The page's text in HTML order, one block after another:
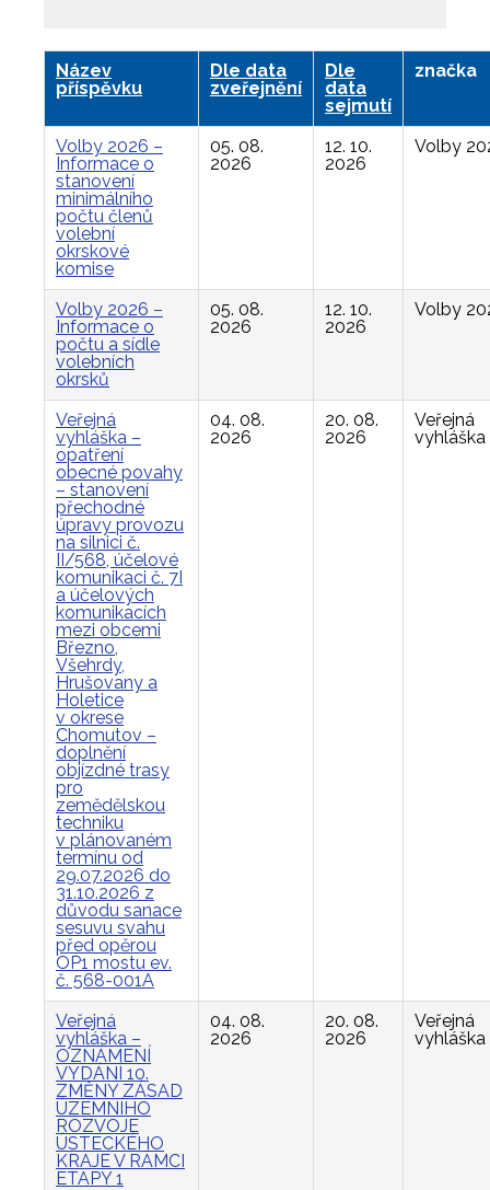
Název
příspěvku
Dle data
zveřejnění
Dle
data
sejmutí
značka
Volby 2026 –
Informace o
stanovení
minimálního
počtu členů
volební
okrskové
komise
05. 08.
2026
12. 10.
2026
Volby
Volby 2026 –
Informace o
počtu a sídle
volebních
okrsků
05. 08.
2026
12. 10.
2026
Volby
Veřejná
vyhláška –
opatření
obecné povahy
– stanovení
přechodné
úpravy provozu
na silnici č.
II/568, účelové
komunikaci č. 7I
a účelových
komunikacích
mezi obcemi
Březno,
Všehrdy,
Hrušovany a
Holetice
v okrese
Chomutov –
doplnění
objízdné trasy
pro
zemědělskou
techniku
v plánovaném
termínu od
29.07.2026 do
31.10.2026 z
důvodu sanace
sesuvu svahu
před opěrou
OP1 mostu ev.
č. 568-001A
04. 08.
2026
20. 08.
2026
Veřejná
vyhláška
Veřejná
vyhláška –
OZNÁMENÍ
VYDÁNÍ 10.
ZMĚNY ZÁSAD
ÚZEMNÍHO
ROZVOJE
ÚSTECKÉHO
KRAJE V RÁMCI
ETAPY 1
04. 08.
2026
20. 08.
2026
Veřejná
vyhláška